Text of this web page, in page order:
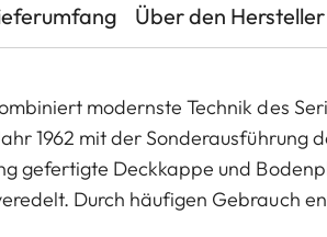
Über den Hersteller
modernste Technik des
1962 mit der Sonderausführung
gefertigte Deckkappe und
Durch häufigen Gebrauch